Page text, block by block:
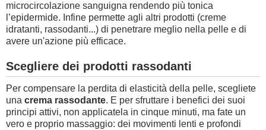
microcircolazione sanguigna rendendo più tonica
l’epidermide. Infine permette agli altri prodotti (creme
idratanti, rassodanti...) di penetrare meglio nella pelle e di
avere un'azione più efficace.
Scegliere dei prodotti rassodanti
Per compensare la perdita di elasticità della pelle, scegliete
una crema rassodante. E per sfruttare i benefici dei suoi
principi attivi, non applicatela in cinque minuti, ma fate un
vero e proprio massaggio: dei movimenti lenti e profondi